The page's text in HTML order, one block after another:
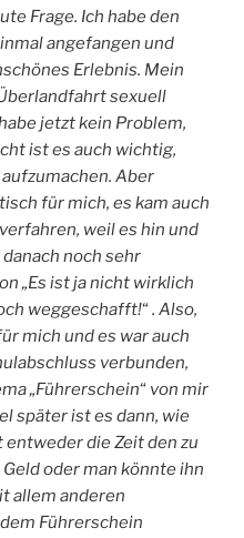
Frage. Ich habe den
angefangen und
Erlebnis. Mein
sexuell
jetzt kein Problem,
ist es auch wichtig,
Aber
für mich, es kam auch
weil es hin und
noch sehr
„Es ist ja nicht wirklich
weggeschafft!“ . Also,
mich und es war auch
verbunden,
„Führerschein“ von mir
später ist es dann, wie
entweder die Zeit den zu
oder man könnte ihn
allem anderen
Führerschein